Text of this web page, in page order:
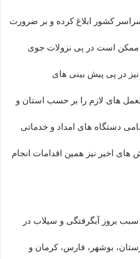
سراسر کشور ابلاغ کرده و بر ضرورت
ممکن است در پی نزولات جوی
نیز در پی پیش بینی های
های لازم را بر حسب استان و
دستگاه های امداد و خدماتی
های اخیر نیز همین اقدامات انجام
سبب بروز آبگرفتگی و سیلاب در
بوشهر، فارس، کرمان و